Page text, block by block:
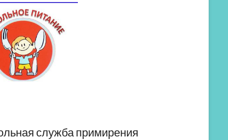
служба примирения